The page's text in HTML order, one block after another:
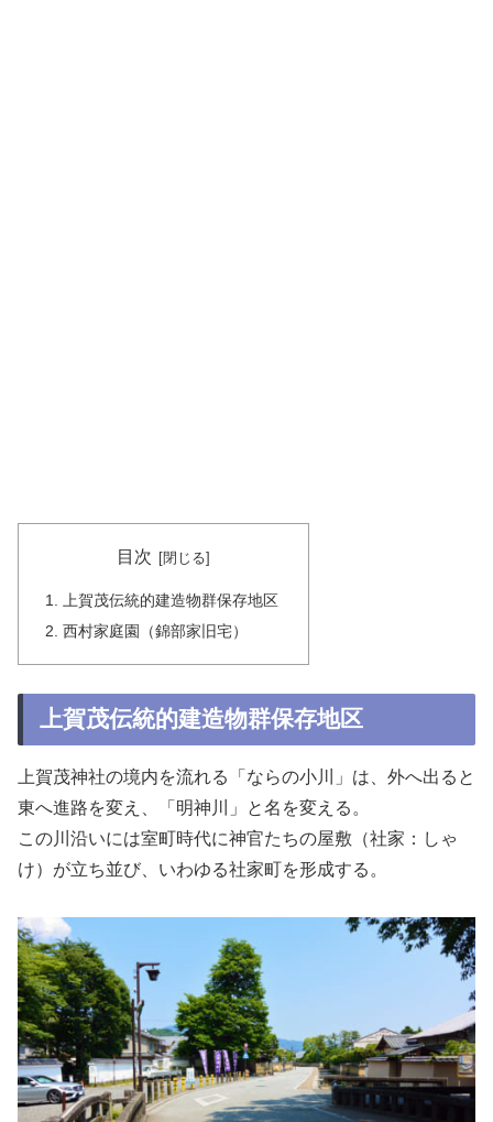
目次
上賀茂伝統的建造物群保存地区
西村家庭園（錦部家旧宅）
上賀茂伝統的建造物群保存地区
上賀茂神社の境内を流れる「ならの小川」は、外へ出ると
東へ進路を変え、「明神川」と名を変える。
この川沿いには室町時代に神官たちの屋敷（社家：しゃ
け）が立ち並び、いわゆる社家町を形成する。